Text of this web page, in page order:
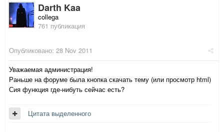
Darth Kaa
collega
761 публикация
Опубликовано: 28 Nov 2011
Уважаемая администрация!
Раньше на форуме была кнопка скачать тему (или просмотр html)
Сия функция где-нибуть сейчас есть?
Цитата выделенного